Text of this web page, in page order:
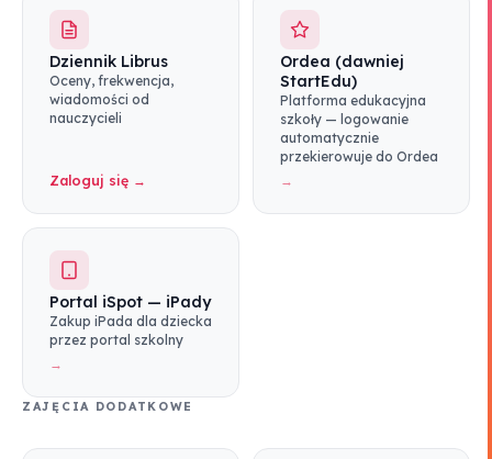
Dziennik Librus
Oceny, frekwencja,
wiadomości od
nauczycieli
Zaloguj się →
Ordea (dawniej
StartEdu)
Platforma edukacyjna
szkoły — logowanie
automatycznie
przekierowuje do Ordea
→
Portal iSpot — iPady
Zakup iPada dla dziecka
przez portal szkolny
→
ZAJĘCIA DODATKOWE